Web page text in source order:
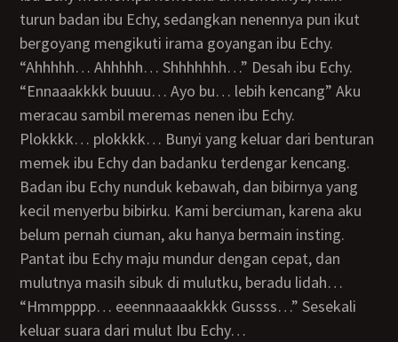
turun badan ibu Echy, sedangkan nenennya pun ikut
bergoyang mengikuti irama goyangan ibu Echy.
“Ahhhhh… Ahhhhh… Shhhhhhh…” Desah ibu Echy.
“Ennaaakkkk buuuu… Ayo bu… lebih kencang” Aku
meracau sambil meremas nenen ibu Echy.
Plokkkk… plokkkk… Bunyi yang keluar dari benturan
memek ibu Echy dan badanku terdengar kencang.
Badan ibu Echy nunduk kebawah, dan bibirnya yang
kecil menyerbu bibirku. Kami berciuman, karena aku
belum pernah ciuman, aku hanya bermain insting.
Pantat ibu Echy maju mundur dengan cepat, dan
mulutnya masih sibuk di mulutku, beradu lidah…
“Hmmpppp… eeennnaaaakkkk Gussss…” Sesekali
keluar suara dari mulut Ibu Echy…